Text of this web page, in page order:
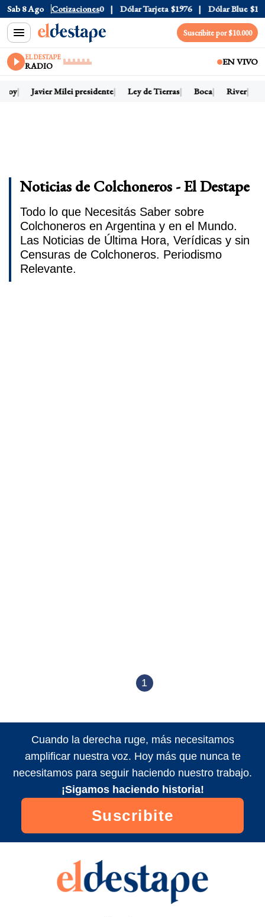
Sab 8 Ago Cotizaciones
Dólar Oficial $1520 Dólar Tarjeta $1976 Dólar Blue
Suscribite por $10.000
EL DESTAPE
RADIO EN VIVO
hoy Javier Milei presidente Ley de Tierras Boca River
Noticias de Colchoneros - El Destape
Todo lo que Necesitás Saber sobre
Colchoneros en Argentina y en el Mundo.
Las Noticias de Última Hora, Verídicas y sin
Censuras de Colchoneros. Periodismo
Relevante.
1
Cuando la derecha ruge, más necesitamos
amplificar nuestra voz. Hoy más que nunca te
necesitamos para seguir haciendo nuestro trabajo.
¡Sigamos haciendo historia!
Suscribite